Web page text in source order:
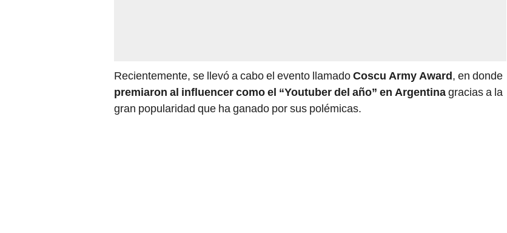
Recientemente, se llevó a cabo el evento llamadoCoscu Army Award, en donde
premiaron al influencer como el “Youtuber del año” en Argentinagracias a la
gran popularidad que ha ganado por sus polémicas.